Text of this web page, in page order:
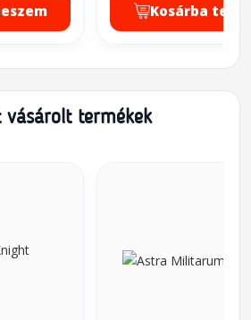
Kosárba
vásárolt termékek